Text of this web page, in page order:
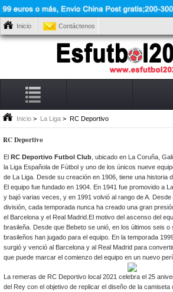
Inicio Contáctenos
Inicio > La Liga > RC Deportivo
RC Deportivo
El RC Deportivo Futbol Club, ubicado en La Coruña,
la Liga Española de Fútbol y uno de los únicos nueve
de La Liga. Desde su creación en 1906, tiene una historia
El equipo fue fundado en 1904. En 1941 fue promovido a
y bajó varias veces, y en 1991 volvió al rango de A.
división, cada temporada nunca ha creado una gran
el Barcelona y el Real Madrid.El motivo del ascenso del
brasileña. Desde que Bebeto se unió, en los últimos seis
brasileños han jugado para el equipo. En la temporada
surgió y venció al Barcelona y al Real Madrid para
que puede marcar el comienzo del equipo en un nuevo
La remeras de RC Deportivo local 2021 celebra el 25
del Rey con el objetivo de replicar el diseño de la camiseta